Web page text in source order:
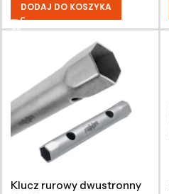
DODAJ DO KOSZYKA
Klucz rurowy dwustronny